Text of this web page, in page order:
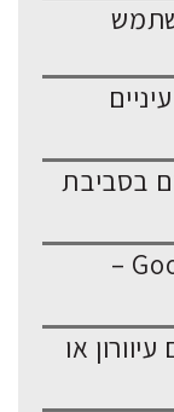
בסביבת
יישומון (אפליקציית) Google Lens –
או